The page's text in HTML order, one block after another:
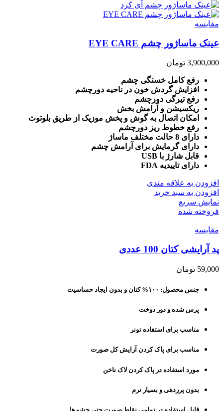
مقايسه
عینک ماساژور چشم EYE CARE
3,900,000 تومان
رفع کامل خستگی چشم
افزایش گردش خون در ناحیه دورچشم
رفع تیرگی دورچشم
ریکسیشن و آرامش بخش
امکان اتصال به گوش و پخش موزیک از طریق بلوتوث
رفع خطوط ریز دورچشم
دارای 8 حالت مختلف ماساژ
دارای گرمایش برای آرامش چشم
قابل شارژ با USB
دارای تاییدیه FDA
افزودن به علاقه مندی
افزودن به سبد خرید
نمایش سریع
فروخته شده
مقايسه
پد آرایشی کتان 100 عددی
59,000 تومان
جنس محصول: ۱۰۰% کتان و بدون ایجاد حساسیت
پرس شده و دور دوخت
مناسب برای استفاده تونر
مناسب برای پاک کردن آرایش کل صورت
مورد استفاده در پاک کردن لاک ناخن
بدون پرزدهی و بسیار نرم